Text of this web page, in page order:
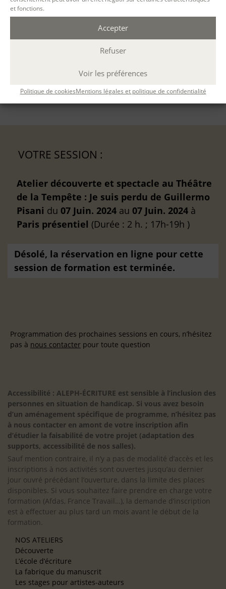
et fonctions.
Accepter
Refuser
Voir les préférences
Politique de cookiesMentions légales et politique de confidentialité
Ouvert à tous
CONTENU
ÉVALUATION
VOTRE SESSION :
Atelier découverte et spectacle au Théâtre
de la Tempête : Je suis perdu de Guillermo
Pisani du 07 Juin. 2024 au 07 Juin. 2024 à
Paris présentiel (Durée : 2 h. ; 17h-19h )
Désolé, la réservation en ligne pour cette
session de formation est terminée.
Programmation des prochaines sessions en cours, n’hésitez
pas à nous contacter pour toute question
Accessibilité : ALEPH-ÉCRITURE est sensible à l’inclusion des
personnes en situation de handicap. Si vous avez besoin
d’un aménagement spécifique de programme, n’hésitez pas
à nous contacter en amont de votre inscription afin
d’étudier la faisabilité de votre projet (adaptation des
supports, accessibilité de nos salles).
Sauf mention contraire, il n’y a pas de modalité d’accès et les
inscriptions à nos activités sont ouvertes jusqu’au dernier
jour ouvré précédant l’ouverture, dans la limite des places
disponibles. Si vous souhaitez faire prendre en charge votre
formation (Afdas, France Travail…), la demande d’inscription
est à effectuer au plus tard un mois avant le début de la
formation.
NOS ATELIERS
Découverte
L’école d’écriture
La fabrique du manuscrit
Les stages pour artistes-auteurs